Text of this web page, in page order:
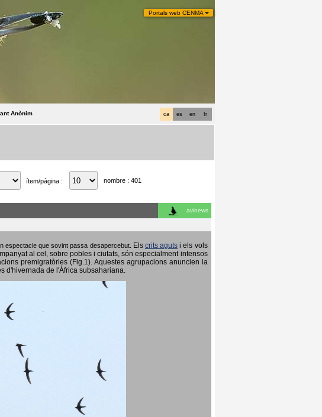
Portals web CENMA
fr
en
es
ca
Anònim
ítem/pàgina : nombre : 401
avinews
espectacle que sovint passa desapercebut. Els crits aguts i els vols
al cel, sobre pobles i ciutats, són especialment intensos
premigratòries (Fig.1). Aquestes agrupacions anuncien la
d'hivernada de l'Àfrica subsahariana.